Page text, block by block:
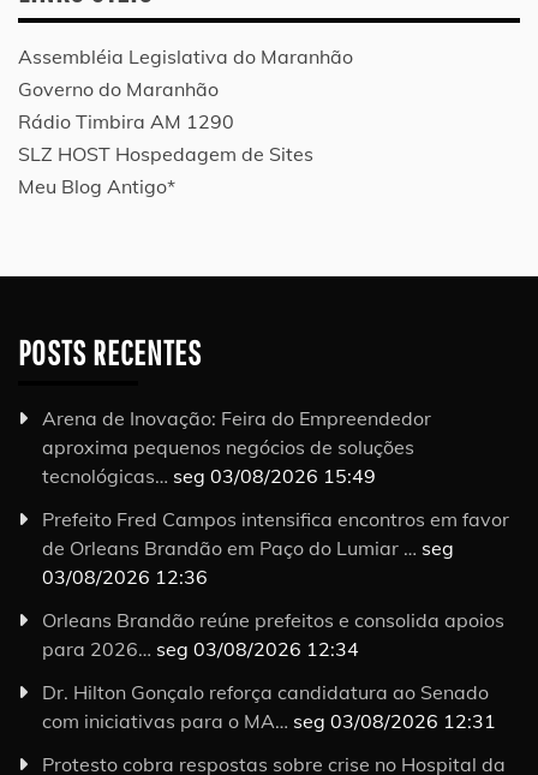
Assembléia Legislativa do Maranhão
Governo do Maranhão
Rádio Timbira AM 1290
SLZ HOST Hospedagem de Sites
Meu Blog Antigo*
POSTS RECENTES
Arena de Inovação: Feira do Empreendedor
aproxima pequenos negócios de soluções
tecnológicas… seg 03/08/2026 15:49
Prefeito Fred Campos intensifica encontros em favor
de Orleans Brandão em Paço do Lumiar … seg
03/08/2026 12:36
Orleans Brandão reúne prefeitos e consolida apoios
para 2026… seg 03/08/2026 12:34
Dr. Hilton Gonçalo reforça candidatura ao Senado
com iniciativas para o MA… seg 03/08/2026 12:31
Protesto cobra respostas sobre crise no Hospital da